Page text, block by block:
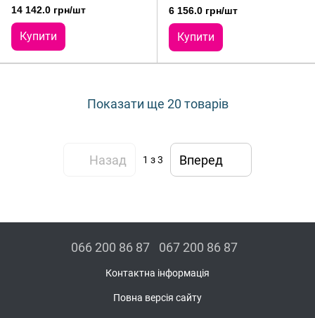
14 142.0 грн/шт
Купити
6 156.0 грн/шт
Купити
Показати ще 20 товарів
Назад 1 з 3 Вперед
066 200 86 87 067 200 86 87
Контактна інформація
Повна версія сайту